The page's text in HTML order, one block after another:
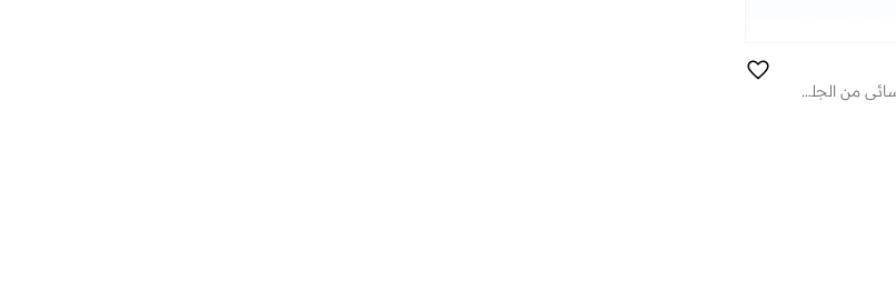
صندوق/منظم ساعات رجالي ونسائي من الجلد النباتي الفاخر مع نافذة زجاجية، علبة عرض ساعات فاخرة جاهزة للهدايا لهواة الجمع